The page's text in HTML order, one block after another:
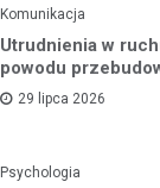
Komunikacja
Utrudnienia w
powodu
29 lipca 2026
Psychologia